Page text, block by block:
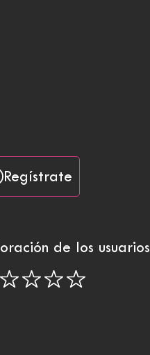
Regístrate
de los usuarios